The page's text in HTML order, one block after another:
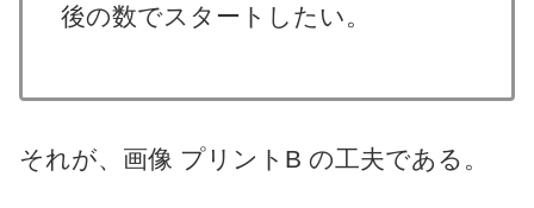
後の数でスタートしたい。
それが、画像 プリントB の工夫である。